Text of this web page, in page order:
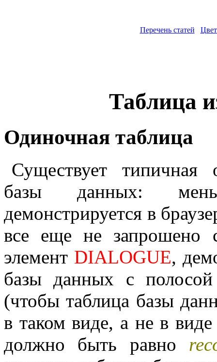
Перечень статей
Таблица
Одиночная таблица
Существует типичная
базы данных:
демонстрируется в
все еще не запрошено
элемент DIALOGUE,
базы данных с
(чтобы таблица базы
в таком виде, а не в
должно быть равно